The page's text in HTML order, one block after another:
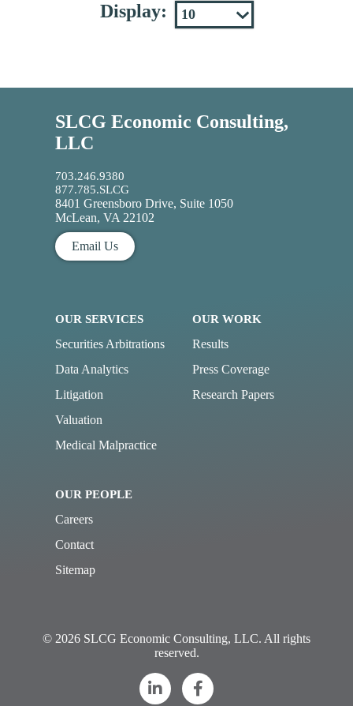
Display:
SLCG Economic Consulting,
LLC
703.246.9380
877.785.SLCG
8401 Greensboro Drive, Suite 1050
McLean, VA 22102
Email Us
OUR SERVICES
Securities Arbitrations
Data Analytics
Litigation
Valuation
Medical Malpractice
OUR WORK
Results
Press Coverage
Research Papers
OUR PEOPLE
Careers
Contact
Sitemap
© 2026 SLCG Economic Consulting, LLC. All rights
reserved.